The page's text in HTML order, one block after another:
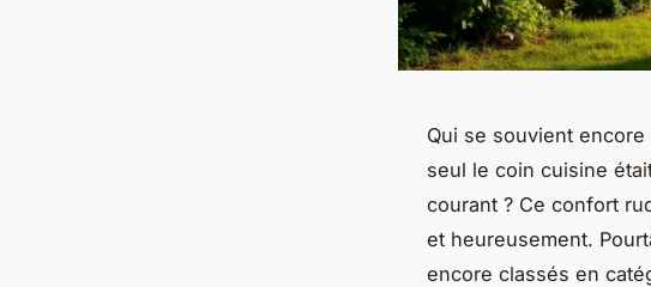
Qui se souvient
seul le coin cuisine
courant ? Ce confort
et heureusement.
encore classés en